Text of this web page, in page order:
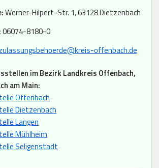
Werner-Hilpert-Str. 1, 63128 Dietzenbach
06074-8180-0
offenbach.de
im Bezirk Landkreis Offenbach,
am Main:
Offenbach
Dietzenbach
Langen
Mühlheim
Seligenstadt